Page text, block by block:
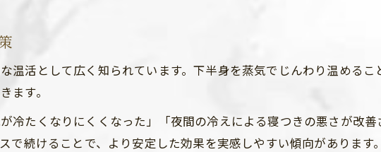
温活として広く知られています。下半身を蒸気でじんわり温める
ます。
冷たくなりにくくなった」「夜間の冷えによる寝つきの悪さが改
で続けることで、より安定した効果を実感しやすい傾向があります。